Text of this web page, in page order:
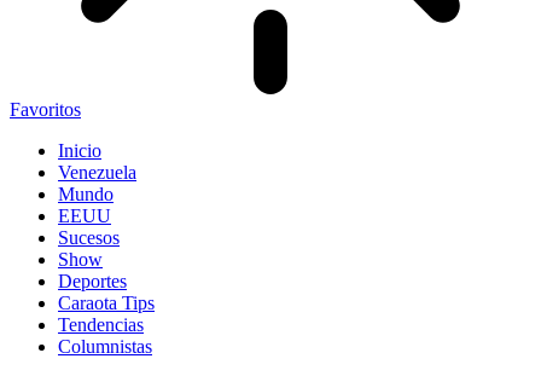
Favoritos
Inicio
Venezuela
Mundo
EEUU
Sucesos
Show
Deportes
Caraota Tips
Tendencias
Columnistas